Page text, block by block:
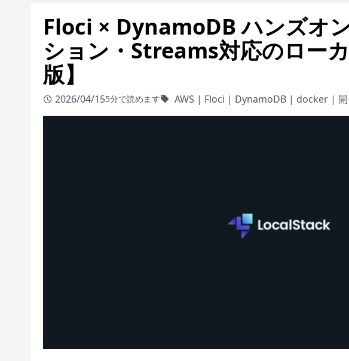
Floci × DynamoDB ハンズオ
ション・Streams対応のロー
版】
2026/04/155分で読めます AWS | Floci | DynamoDB | docker |